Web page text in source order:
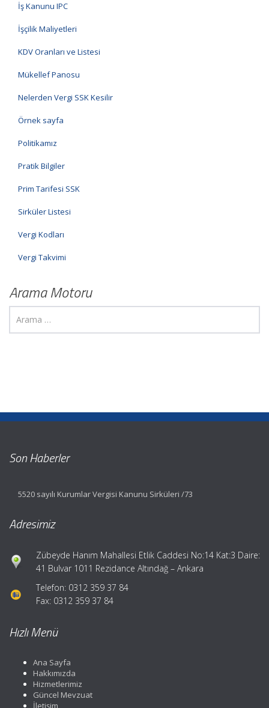
İş Kanunu IPC
İşçilik Maliyetleri
KDV Oranları ve Listesi
Mükellef Panosu
Nelerden Vergi SSK Kesilir
Örnek sayfa
Politikamız
Pratik Bilgiler
Prim Tarifesi SSK
Sirküler Listesi
Vergi Kodları
Vergi Takvimi
Arama Motoru
Son Haberler
5520 sayılı Kurumlar Vergisi Kanunu Sirküleri /73
Adresimiz
Zübeyde Hanım Mahallesi Etlik Caddesi No:14 Kat:3 Daire:
41 Bulvar 1011 Rezidance Altındağ – Ankara
Telefon: 0312 359 37 84
Fax: 0312 359 37 84
Hızlı Menü
Ana Sayfa
Hakkımızda
Hizmetlerimiz
Güncel Mevzuat
İletişim